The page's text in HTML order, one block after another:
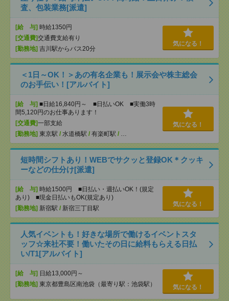
査、包装業務[派遣]
[給 与] 時給1350円
[交通費]交通費支給有り
[勤務地] 吉川駅からバス20分
気になる！
＜1日～OK！＞あの有名企業も！展示会や株主総会
のお手伝い！[アルバイト]
[給 与] ■日給16,840円～ ■日払いOK ■実働3時
間5,120円のお仕事あります！
[交通費]一部支給
[勤務地] 東京駅 / 水道橋駅 / 有楽町駅 / …
気になる！
短時間シフトあり！WEBでサクッと登録OK＊クッキ
ーなどの仕分け[派遣]
[給 与] 時給1500円 ■日払い・週払いOK！(規定
あり) ■現金日払いもOK(規定あり)
[勤務地] 新宿駅 / 新宿三丁目駅
気になる！
人気イベントも！好きな場所で働けるイベントスタ
ッフ☆来社不要！働いたその日に給料もらえる日払
い/T1[アルバイト]
[給 与] 日給13,000円～
[勤務地] 東京都豊島区南池袋（最寄り駅：池袋駅） 気になる！